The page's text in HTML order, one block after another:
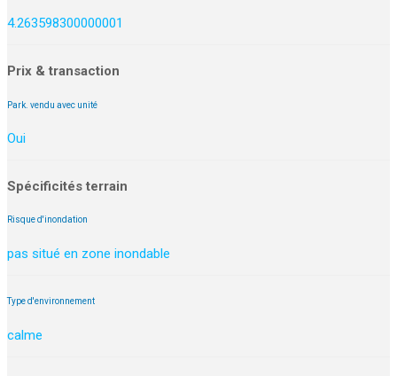
4.263598300000001
Prix & transaction
Park. vendu avec unité
Oui
Spécificités terrain
Risque d'inondation
pas situé en zone inondable
Type d'environnement
calme